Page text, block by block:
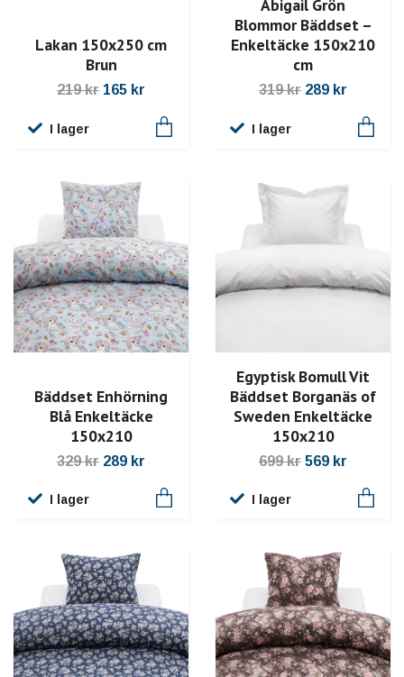
Lakan 150x250 cm
Brun
219 kr 165 kr
I lager
Abigail Grön
Blommor Bäddset –
Enkeltäcke 150x210
cm
319 kr 289 kr
I lager
Bäddset Enhörning
Blå Enkeltäcke
150x210
329 kr 289 kr
I lager
Egyptisk Bomull Vit
Bäddset Borganäs of
Sweden Enkeltäcke
150x210
699 kr 569 kr
I lager